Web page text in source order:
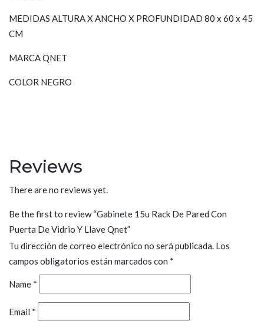
MEDIDAS ALTURA X ANCHO X PROFUNDIDAD 80 x 60 x 45
CM
MARCA QNET
COLOR NEGRO
Reviews
There are no reviews yet.
Be the first to review “Gabinete 15u Rack De Pared Con
Puerta De Vidrio Y Llave Qnet”
Tu dirección de correo electrónico no será publicada. Los
campos obligatorios están marcados con *
Name *
Email *